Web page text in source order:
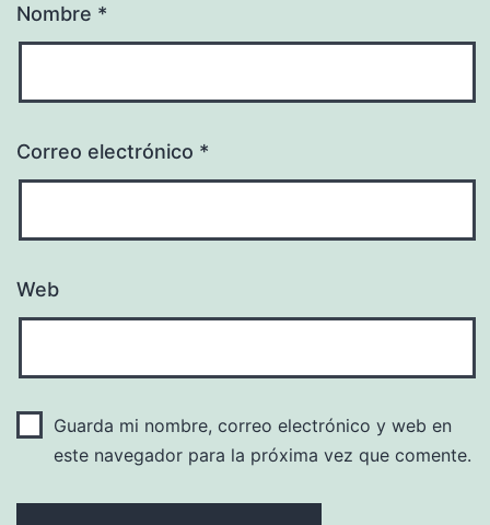
Nombre *
Correo electrónico *
Web
Guarda mi nombre, correo electrónico y web en
este navegador para la próxima vez que comente.